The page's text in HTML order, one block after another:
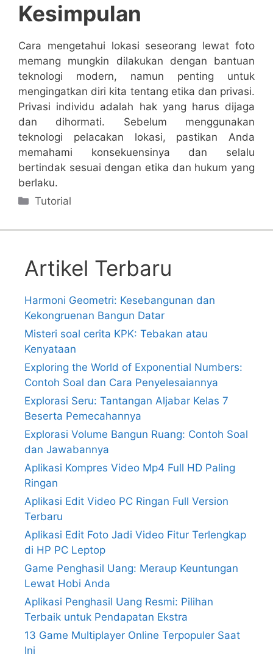
Kesimpulan
Cara mengetahui lokasi seseorang lewat foto
memang mungkin dilakukan dengan bantuan
teknologi modern, namun penting untuk
mengingatkan diri kita tentang etika dan privasi.
Privasi individu adalah hak yang harus dijaga
dan dihormati. Sebelum menggunakan
teknologi pelacakan lokasi, pastikan Anda
memahami konsekuensinya dan selalu
bertindak sesuai dengan etika dan hukum yang
berlaku.
Categories
Tutorial
Artikel Terbaru
Harmoni Geometri: Kesebangunan dan
Kekongruenan Bangun Datar
Misteri soal cerita KPK: Tebakan atau
Kenyataan
Exploring the World of Exponential Numbers:
Contoh Soal dan Cara Penyelesaiannya
Explorasi Seru: Tantangan Aljabar Kelas 7
Beserta Pemecahannya
Explorasi Volume Bangun Ruang: Contoh Soal
dan Jawabannya
Aplikasi Kompres Video Mp4 Full HD Paling
Ringan
Aplikasi Edit Video PC Ringan Full Version
Terbaru
Aplikasi Edit Foto Jadi Video Fitur Terlengkap
di HP PC Leptop
Game Penghasil Uang: Meraup Keuntungan
Lewat Hobi Anda
Aplikasi Penghasil Uang Resmi: Pilihan
Terbaik untuk Pendapatan Ekstra
13 Game Multiplayer Online Terpopuler Saat
Ini